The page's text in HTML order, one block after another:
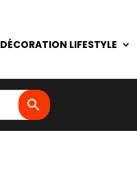
DÉCORATION LIFESTYLE